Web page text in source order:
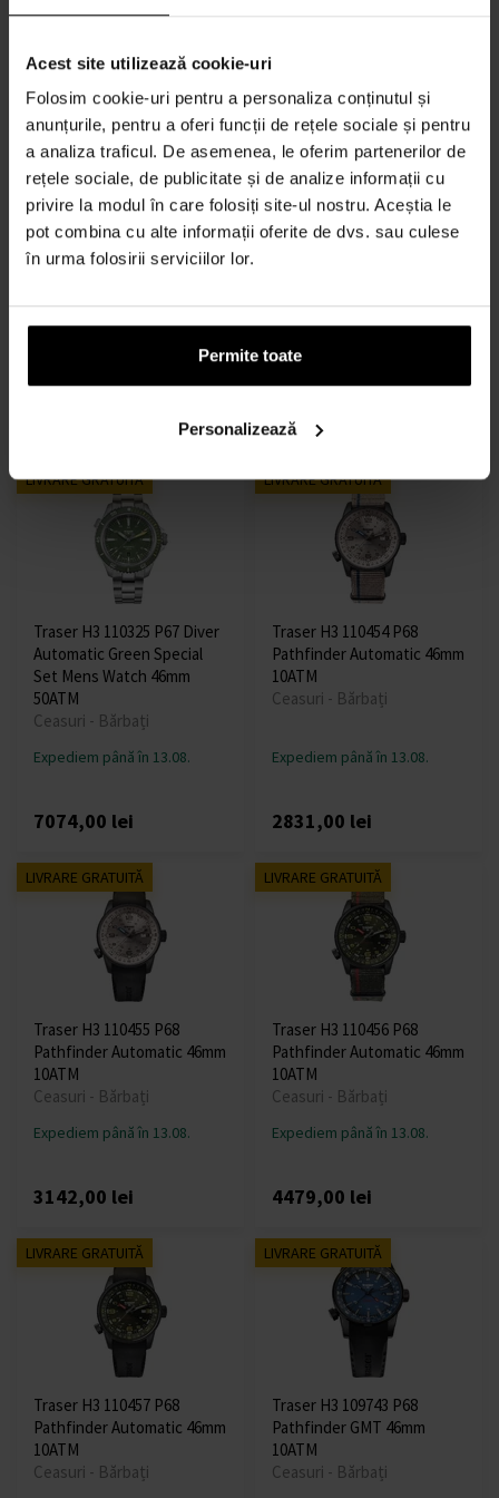
Acest site utilizează cookie-uri
Folosim cookie-uri pentru a personaliza conținutul și
anunțurile, pentru a oferi funcții de rețele sociale și pentru
a analiza traficul. De asemenea, le oferim partenerilor de
rețele sociale, de publicitate și de analize informații cu
privire la modul în care folosiți site-ul nostru. Aceștia le
pot combina cu alte informații oferite de dvs. sau culese
în urma folosirii serviciilor lor.
Permite toate
Personalizează
LIVRARE GRATUITĂ
Traser H3 110328 P67 Diver
Watch 46mm 50ATM
Ceasuri - Bărbați
LIVRARE GRATUITĂ
Mens Watch 46mm 50ATM
Ceasuri - Bărbați
Expediem până în 13.08.
7074,00 lei
LIVRARE GRATUITĂ
Traser H3 110325 P67 Diver
Automatic Green Special
Set Mens Watch 46mm
50ATM
Ceasuri - Bărbați
Expediem până în 13.08.
7074,00 lei
LIVRARE GRATUITĂ
Traser H3 110454 P68
Pathfinder Automatic 46mm
10ATM
Ceasuri - Bărbați
Expediem până în 13.08.
2831,00 lei
LIVRARE GRATUITĂ
Traser H3 110455 P68
Pathfinder Automatic 46mm
10ATM
Ceasuri - Bărbați
Expediem până în 13.08.
3142,00 lei
LIVRARE GRATUITĂ
Traser H3 110456 P68
Pathfinder Automatic 46mm
10ATM
Ceasuri - Bărbați
Expediem până în 13.08.
4479,00 lei
LIVRARE GRATUITĂ
Traser H3 110457 P68
Pathfinder Automatic 46mm
10ATM
Ceasuri - Bărbați
LIVRARE GRATUITĂ
Traser H3 109743 P68
Pathfinder GMT 46mm
10ATM
Ceasuri - Bărbați